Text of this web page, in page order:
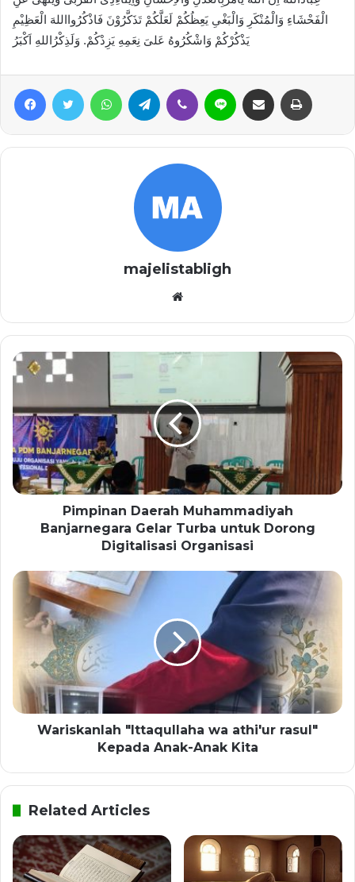
الْفَحْشَاءِ وَالْمُنْكَرِ وَالْبَغْىِ يَعِظُكُمْ لَعَلَّكُمْ تَذَكَّرُوْنَ فَاذْكُرُوااللهَ الْعَظِيْمِ
يَذْكُرْكُمْ وَاشْكُرُوهُ عَلىَ نِعَمِهِ يَزِدْكُمْ. وَلَذِكْرُاللهِ اَكْبَرُ
Facebook Twitter WhatsApp Telegram Viber Line Share via Email
majelistabligh
Pimpinan Daerah Muhammadiyah
Banjarnegara Gelar Turba untuk Dorong
Digitalisasi Organisasi
Wariskanlah "Ittaqullaha wa athi'ur rasul"
Kepada Anak-Anak Kita
Related Articles